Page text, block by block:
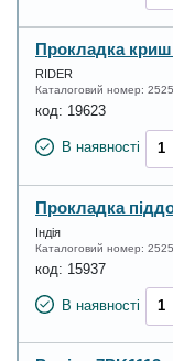
Прокладка
RIDER
Каталоговий номер:
код: 19623
В наявності
Прокладка
Індія
Каталоговий номер:
код: 15937
В наявності